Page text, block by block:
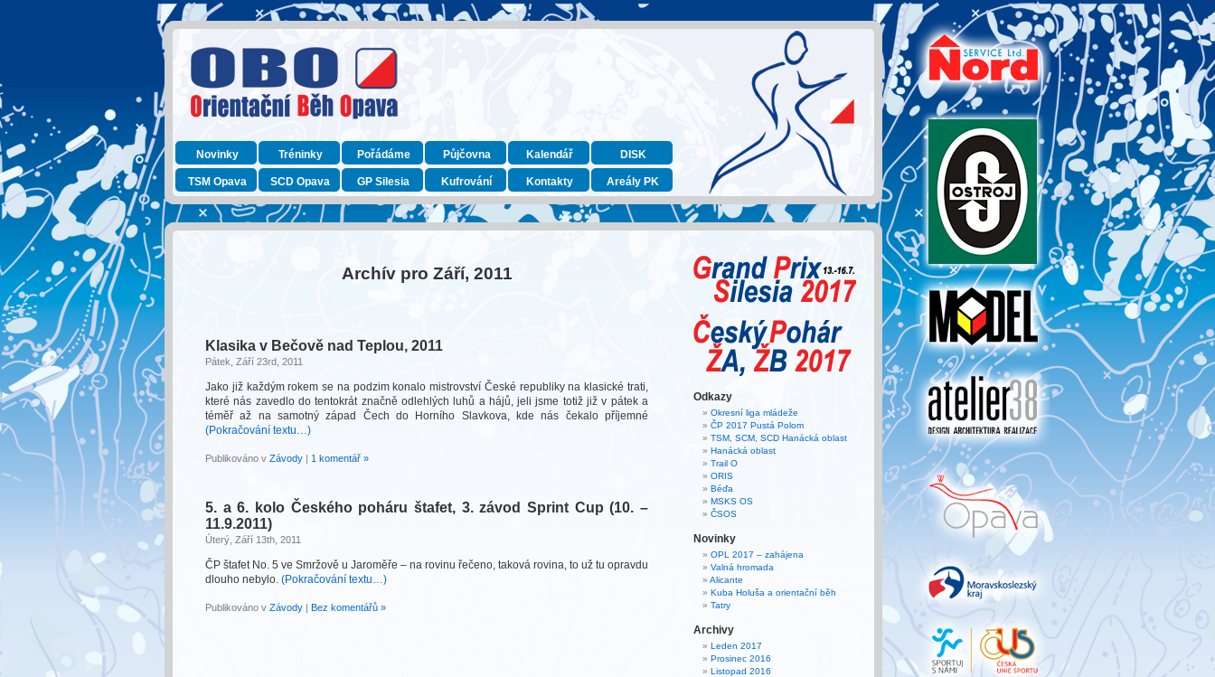
Novinky Tréninky Pořádáme Půjčovna Kalendář DISK
TSM Opava SCD Opava GP Silesia Kufrování Kontakty Areály PK
Archív pro Září, 2011
Klasika v Bečově nad Teplou, 2011
Pátek, Září 23rd, 2011
Jako již každým rokem se na podzim konalo mistrovství České republiky na klasické trati,
které nás zavedlo do tentokrát značně odlehlých luhů a hájů, jeli jsme totiž již v pátek a
téměř až na samotný západ Čech do Horního Slavkova, kde nás čekalo příjemné
(Pokračování textu…)
Publikováno v Závody | 1 komentář »
5. a 6. kolo Českého poháru štafet, 3. závod Sprint Cup (10. –
11.9.2011)
Úterý, Září 13th, 2011
ČP štafet No. 5 ve Smržově u Jaroměře – na rovinu řečeno, taková rovina, to už tu opravdu
dlouho nebylo. (Pokračování textu…)
Publikováno v Závody | Bez komentářů »
Odkazy
Okresní liga mládeže
ČP 2017 Pustá Polom
TSM, SCM, SCD Hanácká oblast
Hanácká oblast
Trail O
ORIS
Béďa
MSKS OS
ČSOS
Novinky
OPL 2017 – zahájena
Valná hromada
Alicante
Kuba Holuša a orientační běh
Tatry
Archivy
Leden 2017
Prosinec 2016
Listopad 2016